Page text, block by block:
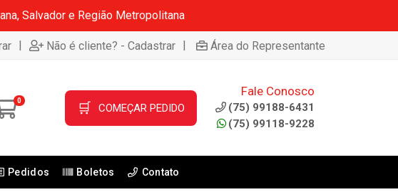
Salvador e Região Metropolitana
| Não é cliente? - Cadastrar | Área do Representante
0 🛒 COMEÇAR PEDIDO
Fale Conosco
(75) 99188-6431
(75) 99118-9228
Pedidos Boletos Contato